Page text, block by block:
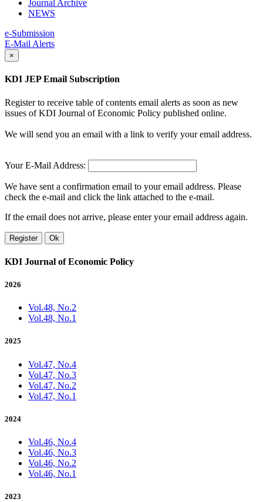
Journal Archive
NEWS
e-Submission
E-Mail Alerts
×
KDI JEP Email Subscription
Register to receive table of contents email alerts as soon as new
issues of KDI Journal of Economic Policy published online.
We will send you an email with a link to verify your email address.
Your E-Mail Address:
We have sent a confirmation email to your email address. Please
check the e-mail and click the link attached to the e-mail.
If the email does not arrive, please enter your email address again.
Register Ok
KDI Journal of Economic Policy
2026
Vol.48, No.2
Vol.48, No.1
2025
Vol.47, No.4
Vol.47, No.3
Vol.47, No.2
Vol.47, No.1
2024
Vol.46, No.4
Vol.46, No.3
Vol.46, No.2
Vol.46, No.1
2023